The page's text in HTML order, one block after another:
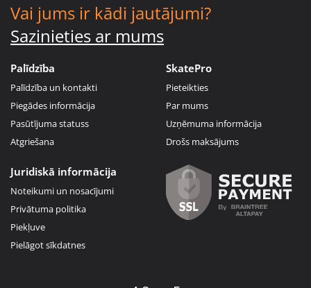
Vai jums ir kādi jautājumi?
Sazinieties ar mums
Palīdzība
Palīdzība un kontakti
Piegādes informācija
Pasūtījuma statuss
Atgriešana
SkatePro
Pieteikties
Par mums
Uzņēmuma informācija
Drošs maksājums
Juridiskā informācija
Noteikumi un nosacījumi
Privātuma politika
Piekļuve
Pielāgot sīkdatnes